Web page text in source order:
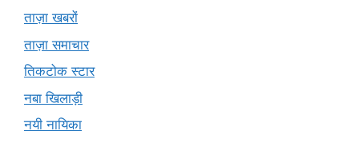
ताज़ा खबरों
ताज़ा समाचार
तिकटोक स्टार
नबा खिलाड़ी
नयी नायिका